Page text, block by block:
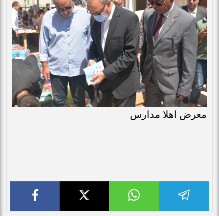
معرض اهلا مدارس